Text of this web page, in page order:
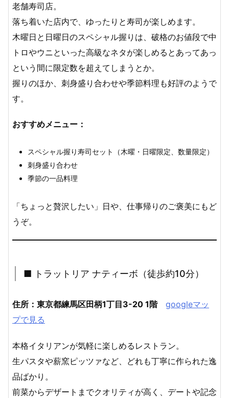
老舗寿司店。
落ち着いた店内で、ゆったりと寿司が楽しめます。
木曜日と日曜日のスペシャル握りは、破格のお値段で中
トロやウニといった高級なネタが楽しめるとあってあっ
という間に限定数を超えてしまうとか。
握りのほか、刺身盛り合わせや季節料理も好評のようで
す。
おすすめメニュー：
スペシャル握り寿司セット（木曜・日曜限定、数量限定）
刺身盛り合わせ
季節の一品料理
「ちょっと贅沢したい」日や、仕事帰りのご褒美にもど
うぞ。
■ トラットリア ナティーボ（徒歩約10分）
住所：東京都練馬区田柄1丁目3-20 1階
googleマッ
プで見る
本格イタリアンが気軽に楽しめるレストラン。
生パスタや薪窯ピッツァなど、どれも丁寧に作られた逸
品ばかり。
前菜からデザートまでクオリティが高く、デートや記念